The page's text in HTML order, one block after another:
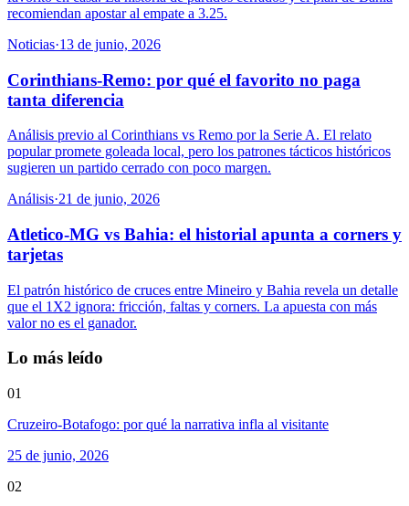
recomiendan apostar al empate a 3.25.
Noticias·13 de junio, 2026
Corinthians-Remo: por qué el favorito no paga
tanta diferencia
Análisis previo al Corinthians vs Remo por la Serie A. El relato
popular promete goleada local, pero los patrones tácticos históricos
sugieren un partido cerrado con poco margen.
Análisis·21 de junio, 2026
Atletico-MG vs Bahia: el historial apunta a corners y
tarjetas
El patrón histórico de cruces entre Mineiro y Bahia revela un detalle
que el 1X2 ignora: fricción, faltas y corners. La apuesta con más
valor no es el ganador.
Lo más leído
01
Cruzeiro-Botafogo: por qué la narrativa infla al visitante
25 de junio, 2026
02